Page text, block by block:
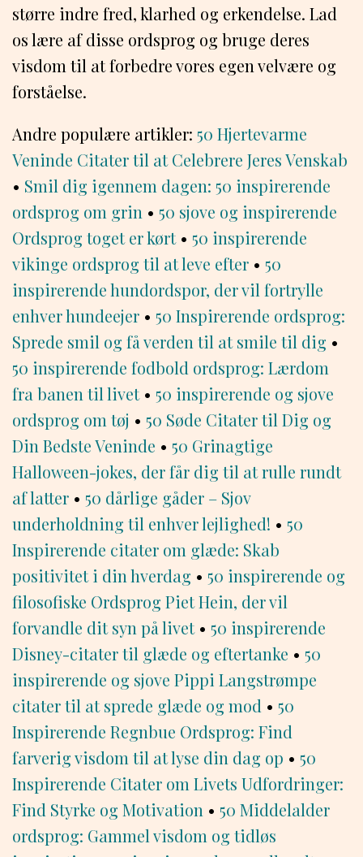
større indre fred, klarhed og erkendelse. Lad
os lære af disse ordsprog og bruge deres
visdom til at forbedre vores egen velvære og
forståelse.
Andre populære artikler: 50 Hjertevarme
Veninde Citater til at Celebrere Jeres Venskab
• Smil dig igennem dagen: 50 inspirerende
ordsprog om grin • 50 sjove og inspirerende
Ordsprog toget er kørt• 50 inspirerende
vikinge ordsprog til at leve efter • 50
inspirerende hundordspor, der vil fortrylle
enhver hundeejer • 50 Inspirerende ordsprog:
Sprede smil og få verden til at smile til dig •
50 inspirerende fodbold ordsprog: Lærdom
fra banen til livet• 50 inspirerende og sjove
ordsprog om tøj • 50 Søde Citater til Dig og
Din Bedste Veninde • 50 Grinagtige
Halloween-jokes, der får dig til at rulle rundt
af latter • 50 dårlige gåder – Sjov
underholdning til enhver lejlighed! • 50
Inspirerende citater om glæde: Skab
positivitet i din hverdag • 50 inspirerende og
filosofiske Ordsprog Piet Hein, der vil
forvandle dit syn på livet• 50 inspirerende
Disney-citater til glæde og eftertanke • 50
inspirerende og sjove Pippi Langstrømpe
citater til at sprede glæde og mod • 50
Inspirerende Regnbue Ordsprog: Find
farverig visdom til at lyse din dag op • 50
Inspirerende Citater om Livets Udfordringer:
Find Styrke og Motivation • 50 Middelalder
ordsprog: Gammel visdom og tidløs